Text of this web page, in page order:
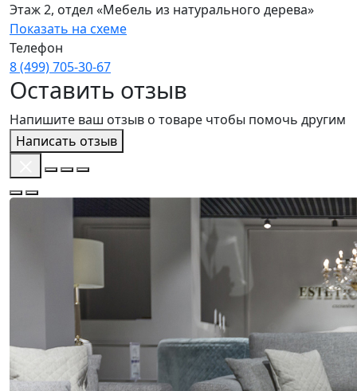
Этаж 2, отдел «Мебель из натурального дерева»
Показать на схеме
Телефон
8 (499) 705‑30‑67
Оставить отзыв
Напишите ваш отзыв о товаре чтобы помочь другим
Написать отзыв